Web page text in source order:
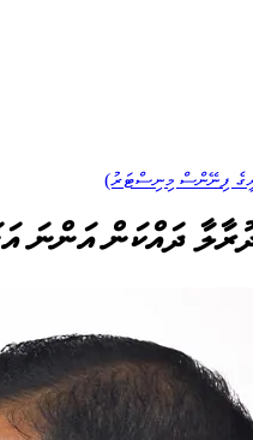
ފިނޭންސް މިނިސްޓަރު)